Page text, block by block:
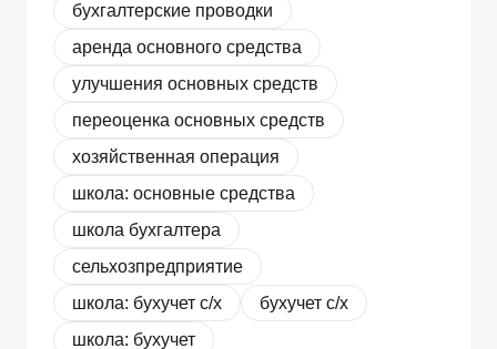
бухгалтерские проводки
аренда основного средства
улучшения основных средств
переоценка основных средств
хозяйственная операция
школа: основные средства
школа бухгалтера
сельхозпредприятие
школа: бухучет с/х
бухучет с/х
школа: бухучет